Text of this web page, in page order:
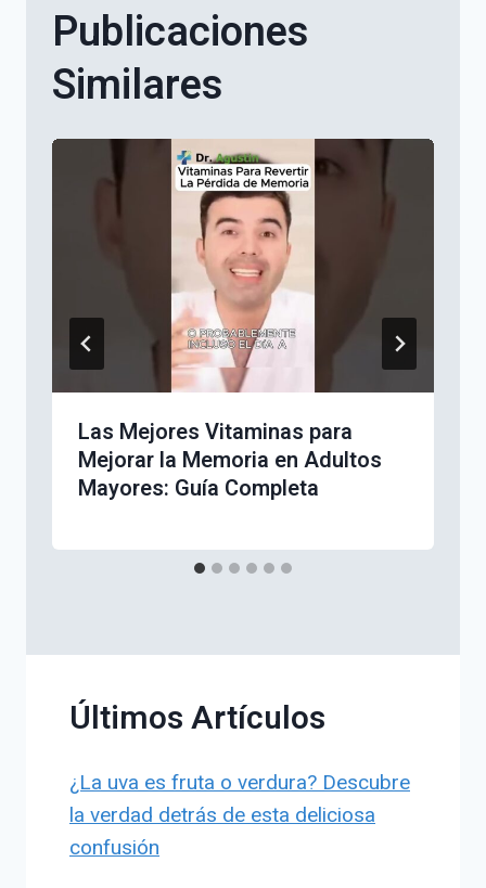
Publicaciones
Similares
Las Mejores Vitaminas para
Mejorar la Memoria en Adultos
Mayores: Guía Completa
Últimos Artículos
¿La uva es fruta o verdura? Descubre
la verdad detrás de esta deliciosa
confusión